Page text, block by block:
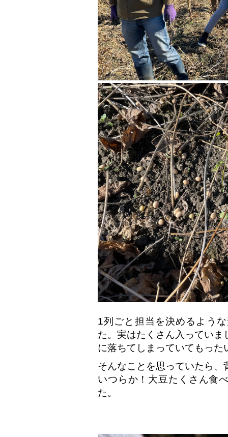
1列ごと担当を決めるよう
た。実はたくさん入ってい
に落ちてしまっていてもっ
そんなことを思っていたら
いつらか！大豆たくさん食
た。